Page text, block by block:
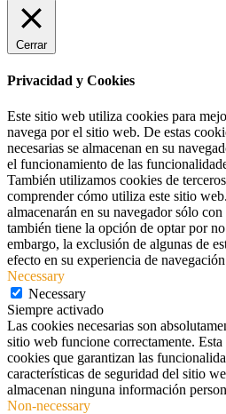
Cerrar
Privacidad y Cookies
Este sitio web utiliza cookies para
navega por el sitio web. De estas
necesarias se almacenan en su
el funcionamiento de las
También utilizamos cookies de
comprender cómo utiliza este sitio
almacenarán en su navegador sólo
también tiene la opción de optar por
embargo, la exclusión de algunas de
efecto en su experiencia de
Necessary
Necessary
Siempre activado
Las cookies necesarias son
sitio web funcione correctamente.
cookies que garantizan las
características de seguridad del sitio
almacenan ninguna información
Non-necessary